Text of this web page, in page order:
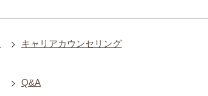
キャリアカウンセリング
Q&A